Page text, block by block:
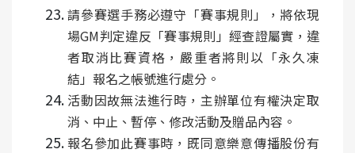
請參賽選手務必遵守「賽事規則」，將依現
場GM判定違反「賽事規則」經查證屬實，違
者取消比賽資格，嚴重者將則以「永久凍
結」報名之帳號進行處分。
活動因故無法進行時，主辦單位有權決定取
消、中止、暫停、修改活動及贈品內容。
報名參加此賽事時，既同意樂意傳播股份有